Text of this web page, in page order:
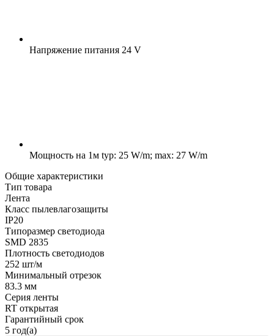
Напряжение питания 24 V
Мощность на 1м typ: 25 W/m; max: 27 W/m
Общие характеристики
Тип товара
Лента
Класс пылевлагозащиты
IP20
Типоразмер светодиода
SMD 2835
Плотность светодиодов
252 шт/м
Минимальный отрезок
83.3 мм
Серия ленты
RT открытая
Гарантийный срок
5 год(а)